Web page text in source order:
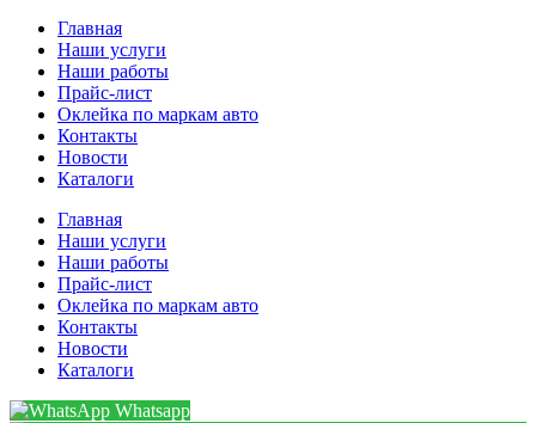
Главная
Наши услуги
Наши работы
Прайс-лист
Оклейка по маркам авто
Контакты
Новости
Каталоги
Главная
Наши услуги
Наши работы
Прайс-лист
Оклейка по маркам авто
Контакты
Новости
Каталоги
Whatsapp